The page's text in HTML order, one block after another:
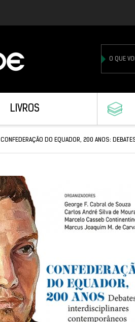
LIVROS
CONFEDERAÇÃO DO EQUADOR, 200 ANOS: